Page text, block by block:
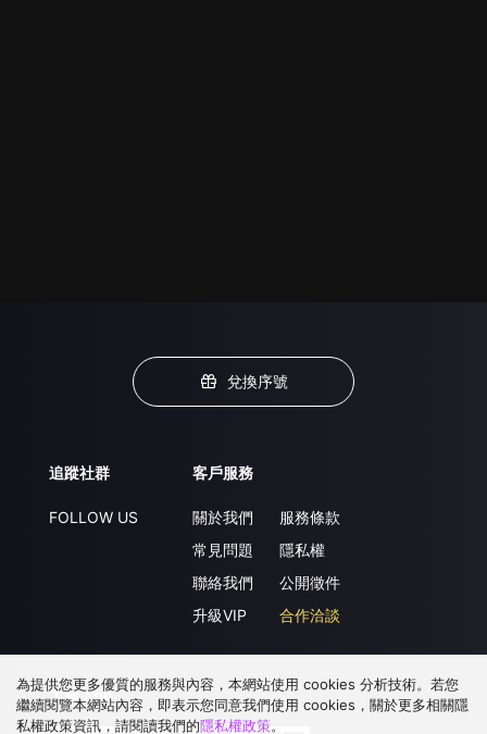
兌換序號
追蹤社群
FOLLOW US
客戶服務
關於我們
常見問題
聯絡我們
升級VIP
服務條款
隱私權
公開徵件
合作洽談
下載 APP
為提供您更多優質的服務與內容，本網站使用 cookies 分析技術。若您
繼續閱覽本網站內容，即表示您同意我們使用 cookies，關於更多相關隱
私權政策資訊，請閱讀我們的隱私權政策。